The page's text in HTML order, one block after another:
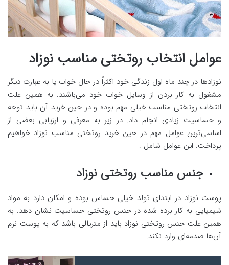
عوامل انتخاب روتختی مناسب نوزاد
نوزادها در چند ماه اول زندگی خود اکثراً در حال خواب یا به عبارت دیگر
مشغول به کار بردن از وسایل خواب خود می‌باشند. به همین علت
انتخاب روتختی مناسب خیلی مهم بوده و در حین خرید آن باید توجه
و حساسیت زیادی انجام داد. در زیر به معرفی و ارزیابی بعضی از
اساسی‌ترین عوامل مهم در حین خرید روتختی مناسب نوزاد خواهیم
پرداخت. این عوامل شامل :
جنس مناسب روتختی نوزاد
پوست نوزاد در ابتدای تولد خیلی حساس بوده و امکان دارد به مواد
شیمیایی به کار برده شده در جنس روتختی حساسیت نشان دهد. به
همین علت جنس روتختی نوزاد باید از متریالی باشد که به پوست نرم
آن‌ها صدمه‌ای وارد نکند.